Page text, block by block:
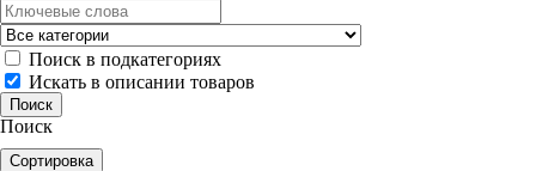
Поиск в подкатегориях
Искать в описании товаров
Поиск
Сортировка